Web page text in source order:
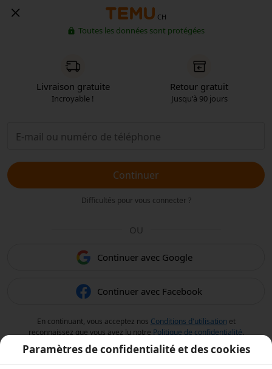
CH
Toutes les données sont protégées
Livraison gratuite
Incroyable !
Retour gratuit
Jusqu'à 90 jours
Continuer
Difficultés pour vous connecter ?
OU
Continuer avec Google
Continuer avec Facebook
En continuant, vous acceptez nos Conditions d'utilisation et
reconnaissez que vous avez lu notre Politique de confidentialité.
Paramètres de confidentialité et des cookies